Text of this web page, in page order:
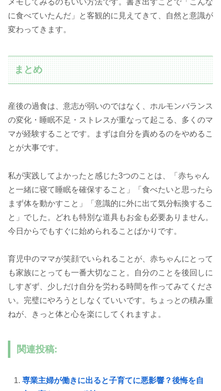
メモしてみるのもいい方法です。書き出すことで「こんな
に食べていたんだ」と客観的に見えてきて、自然と意識が
変わってきます。
まとめ
産後の過食は、意志が弱いのではなく、ホルモンバランス
の変化・睡眠不足・ストレスが重なって起こる、多くのマ
マが経験することです。まずは自分を責めるのをやめるこ
とが大事です。
私が実践してよかったと感じた3つのことは、「赤ちゃん
と一緒に寝て睡眠を確保すること」「食べたいと思ったら
まず体を動かすこと」「意識的に外に出て気分転換するこ
と」でした。どれも特別な道具もお金も必要ありません。
今日からでもすぐに始められることばかりです。
育児中のママが笑顔でいられることが、赤ちゃんにとって
も家族にとっても一番大切なこと。自分のことを後回しに
しすぎず、少しだけ自分を労わる時間を作ってみてくださ
い。完璧にやろうとしなくていいです。ちょっとの積み重
ねが、きっと体と心を楽にしてくれますよ。
関連投稿:
専業主婦が働きに出ると子育てに悪影響？後悔を自